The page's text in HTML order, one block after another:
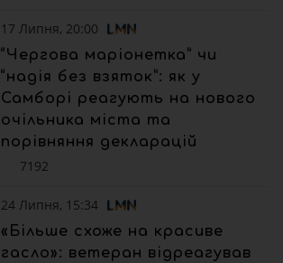
17 Липня, 20:00
“Чергова маріонетка” чи
“надія без взяток”: як у
Самборі реагують на нового
очільника міста та
порівняння декларацій
7192
24 Липня, 15:34
«Більше схоже на красиве
гасло»: ветеран відреагував